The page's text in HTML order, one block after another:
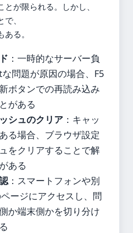
が限られる。しかし、
、
る。
：一時的なサーバー負
問題が原因の場合、F5
ボタンでの再読み込み
がある
シュのクリア ：キャッ
る場合、ブラウザ設定
をクリアすることで解
ある
：スマートフォンや別
ージにアクセスし、問
か端末側かを切り分け